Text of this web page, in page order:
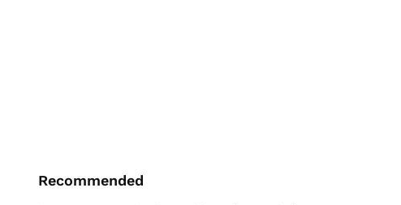
Recommended